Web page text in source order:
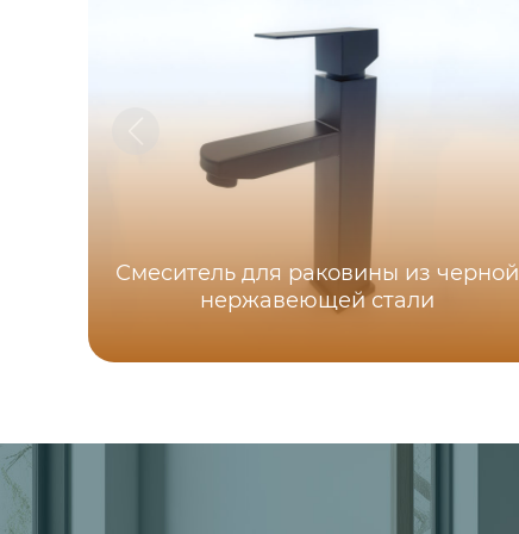
Смеситель для раковины из черной
нержавеющей стали